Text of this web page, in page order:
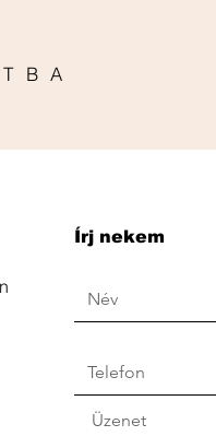
Írj nekem